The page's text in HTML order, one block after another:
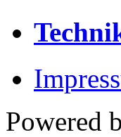
Powered